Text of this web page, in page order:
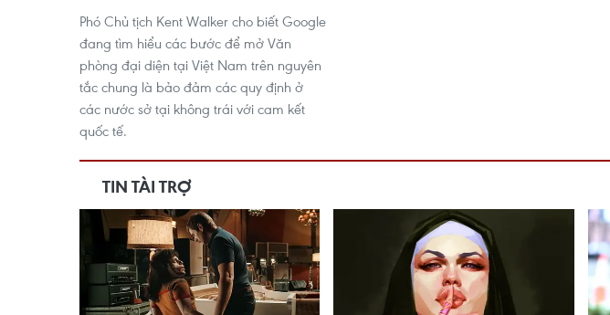
Phó Chủ tịch Kent Walker cho biết Google
đang tìm hiểu các bước để mở Văn
phòng đại diện tại Việt Nam trên nguyên
tắc chung là bảo đảm các quy định ở
các nước sở tại không trái với cam kết
quốc tế.